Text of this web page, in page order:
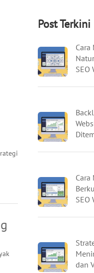
Post Terkini
SEO
SEO
dan